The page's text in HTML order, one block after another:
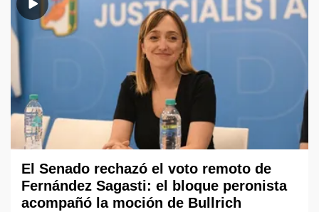
El Senado rechazó el voto remoto de
Fernández Sagasti: el bloque peronista
acompañó la moción de Bullrich